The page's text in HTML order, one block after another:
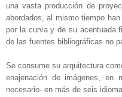
una vasta producción de
abordados, al mismo tiempo
por la curva y de su acentuada
de las fuentes bibliográficas no
Se consume su arquitectura
enajenación de imágenes,
necesario- en más de seis